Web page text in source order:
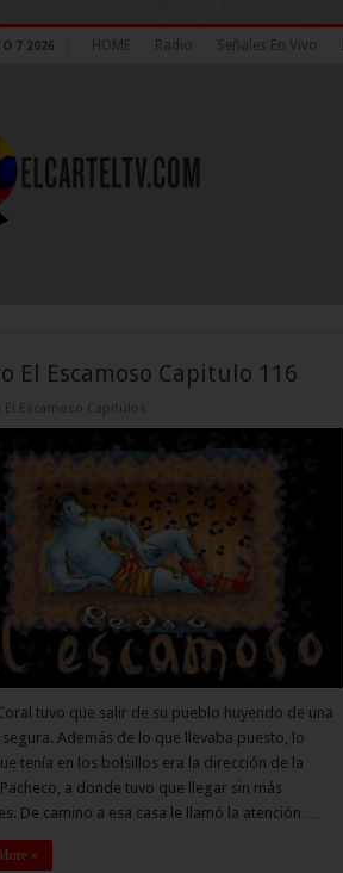
7 2026 HOME Radio Señales En Vivo
El Escamoso Capitulo 116
El Escamoso Capitulos
tuvo que salir de su pueblo huyendo de una
Además de lo que llevaba puesto, lo
tenía en los bolsillos era la dirección de la
a donde tuvo que llegar sin más
De camino a esa casa le llamó la atención …
»